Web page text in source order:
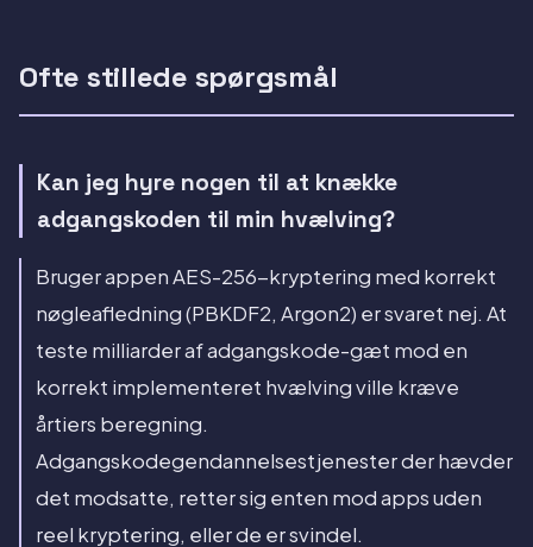
Ofte stillede spørgsmål
Kan jeg hyre nogen til at knække
adgangskoden til min hvælving?
Bruger appen AES-256-kryptering med korrekt
nøgleafledning (PBKDF2, Argon2) er svaret nej. At
teste milliarder af adgangskode-gæt mod en
korrekt implementeret hvælving ville kræve
årtiers beregning.
Adgangskodegendannelsestjenester der hævder
det modsatte, retter sig enten mod apps uden
reel kryptering, eller de er svindel.